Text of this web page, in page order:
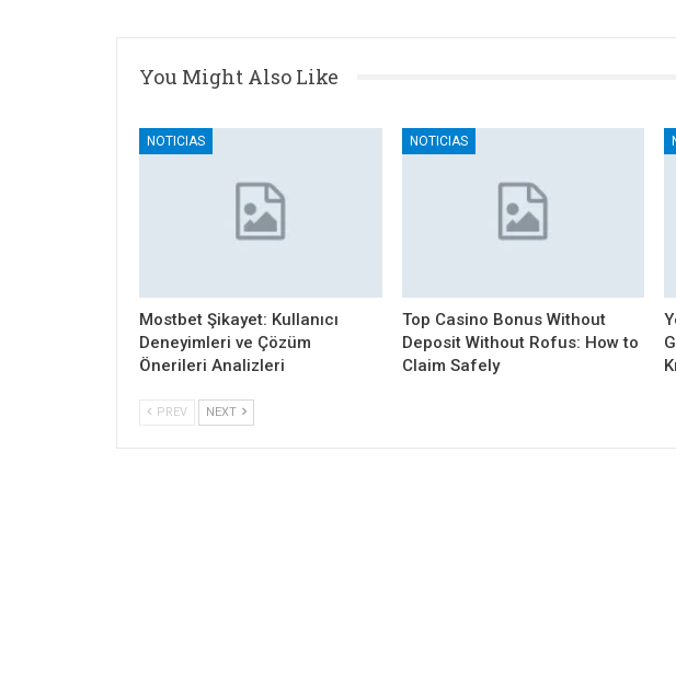
You Might Also Like
NOTICIAS
Mostbet Şikayet: Kullanıcı
Deneyimleri ve Çözüm
Önerileri Analizleri
NOTICIAS
Top Casino Bonus Without
Deposit Without Rofus: How to
Claim Safely
PREV NEXT